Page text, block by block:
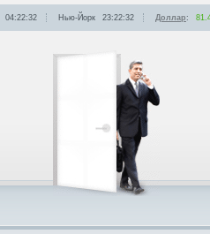
04:22:32 Нью-Йорк 23:22:32 Доллар: